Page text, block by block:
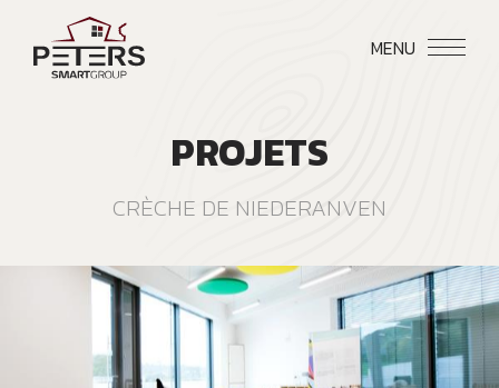
MENU
PROJETS
CRÈCHE DE NIEDERANVEN